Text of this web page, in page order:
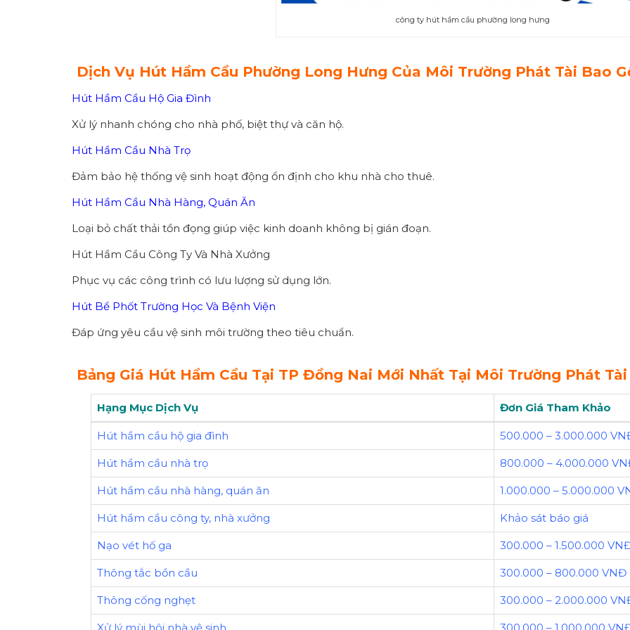
công ty hút hầm cầu phường long hưng
Dịch Vụ Hút Hầm Cầu Phường Long Hưng Của Môi Trường Phát Tài Bao
Hút Hầm Cầu Hộ Gia Đình
Xử lý nhanh chóng cho nhà phố, biệt thự và căn hộ.
Hút Hầm Cầu Nhà Trọ
Đảm bảo hệ thống vệ sinh hoạt động ổn định cho khu nhà cho thuê.
Hút Hầm Cầu Nhà Hàng, Quán Ăn
Loại bỏ chất thải tồn đọng giúp việc kinh doanh không bị gián đoạn.
Hút Hầm Cầu Công Ty Và Nhà Xưởng
Phục vụ các công trình có lưu lượng sử dụng lớn.
Hút Bể Phốt Trường Học Và Bệnh Viện
Đáp ứng yêu cầu vệ sinh môi trường theo tiêu chuẩn.
Bảng Giá Hút Hầm Cầu Tại TP Đồng Nai Mới Nhất Tại Môi Trường Phát Tài
Hạng Mục Dịch Vụ Đơn Giá Tham Khảo
Hút hầm cầu hộ gia đình 500.000 – 3.000.000
Hút hầm cầu nhà trọ 800.000 – 4.000.000
Hút hầm cầu nhà hàng, quán ăn 1.000.000 – 5.000.000
Hút hầm cầu công ty, nhà xưởng Khảo sát báo giá
Nạo vét hố ga 300.000 – 1.500.000
Thông tắc bồn cầu 300.000 – 800.000 VNĐ
Thông cống nghẹt 300.000 – 2.000.000
Xử lý mùi hôi nhà vệ sinh 300.000 – 1.000.000